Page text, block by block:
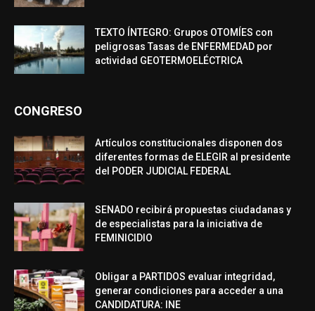
TEXTO ÍNTEGRO: Grupos OTOMÍES con
peligrosas Tasas de ENFERMEDAD por
actividad GEOTERMOELÉCTRICA
CONGRESO
Artículos constitucionales disponen dos
diferentes formas de ELEGIR al presidente
del PODER JUDICIAL FEDERAL
SENADO recibirá propuestas ciudadanas y
de especialistas para la iniciativa de
FEMINICIDIO
Obligar a PARTIDOS evaluar integridad,
generar condiciones para acceder a una
CANDIDATURA: INE